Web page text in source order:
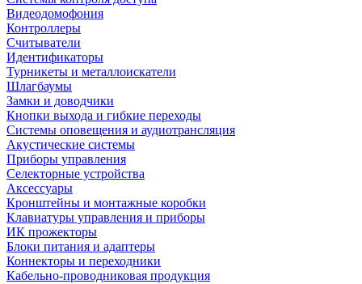
Видеодомофония
Контроллеры
Считыватели
Идентификаторы
Турникеты и металлоискатели
Шлагбаумы
Замки и доводчики
Кнопки выхода и гибкие переходы
Системы оповещения и аудиотрансляция
Акустические системы
Приборы управления
Селекторные устройства
Аксессуары
Кронштейны и монтажные коробки
Клавиатуры управления и приборы
ИК прожекторы
Блоки питания и адаптеры
Коннекторы и переходники
Кабельно-проводниковая продукция